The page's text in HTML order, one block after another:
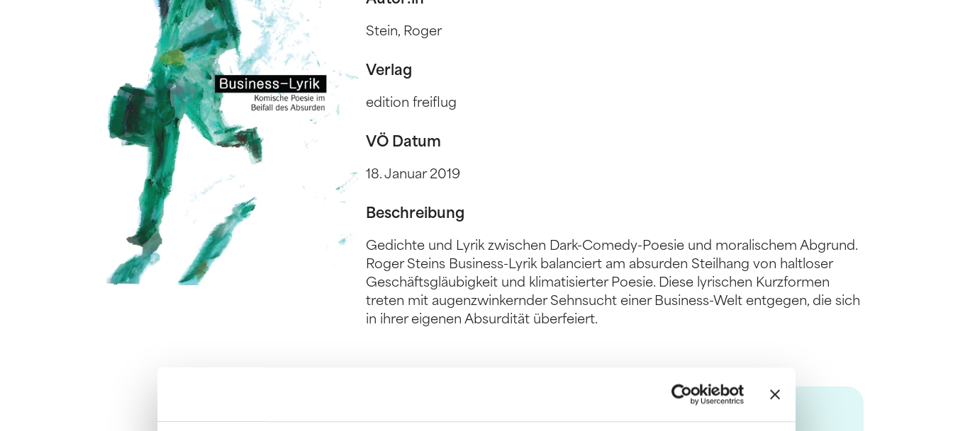
Stein, Roger
Verlag
edition freiflug
VÖ Datum
18. Januar 2019
Beschreibung
Gedichte und Lyrik zwischen Dark-Comedy-Poesie und moralischem Abgrund.
Roger Steins Business-Lyrik balanciert am absurden Steilhang von haltloser
Geschäftsgläubigkeit und klimatisierter Poesie. Diese lyrischen Kurzformen
treten mit augenzwinkernder Sehnsucht einer Business-Welt entgegen, die sich
in ihrer eigenen Absurdität überfeiert.
Informationen